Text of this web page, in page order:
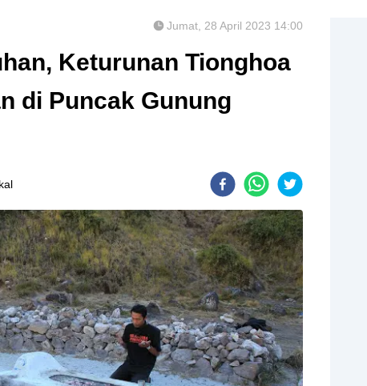
Jumat, 28 April 2023 14:00
Keturunan Tionghoa
di Puncak Gunung